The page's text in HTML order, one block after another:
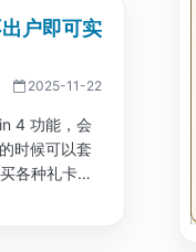
户即可实
2025-11-22
4 功能，会
时候可以套
各种礼卡，